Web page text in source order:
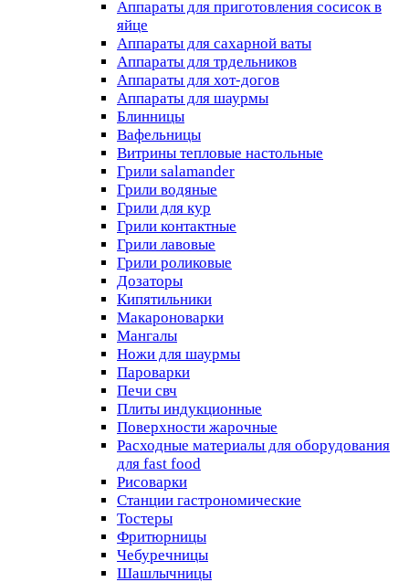
Аппараты для приготовления сосисок в
яйце
Аппараты для сахарной ваты
Аппараты для трдельников
Аппараты для хот-догов
Аппараты для шаурмы
Блинницы
Вафельницы
Витрины тепловые настольные
Грили salamander
Грили водяные
Грили для кур
Грили контактные
Грили лавовые
Грили роликовые
Дозаторы
Кипятильники
Макароноварки
Мангалы
Ножи для шаурмы
Пароварки
Печи свч
Плиты индукционные
Поверхности жарочные
Расходные материалы для оборудования
для fast food
Рисоварки
Станции гастрономические
Тостеры
Фритюрницы
Чебуречницы
Шашлычницы